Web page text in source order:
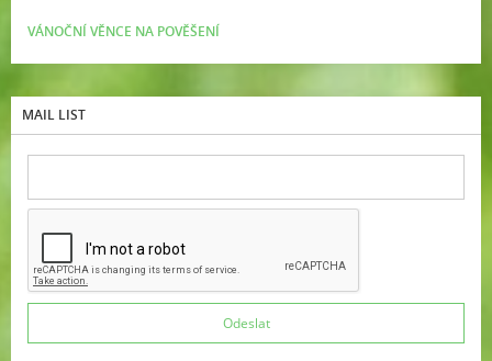
VÁNOČNÍ VĚNCE NA POVĚŠENÍ
MAIL LIST